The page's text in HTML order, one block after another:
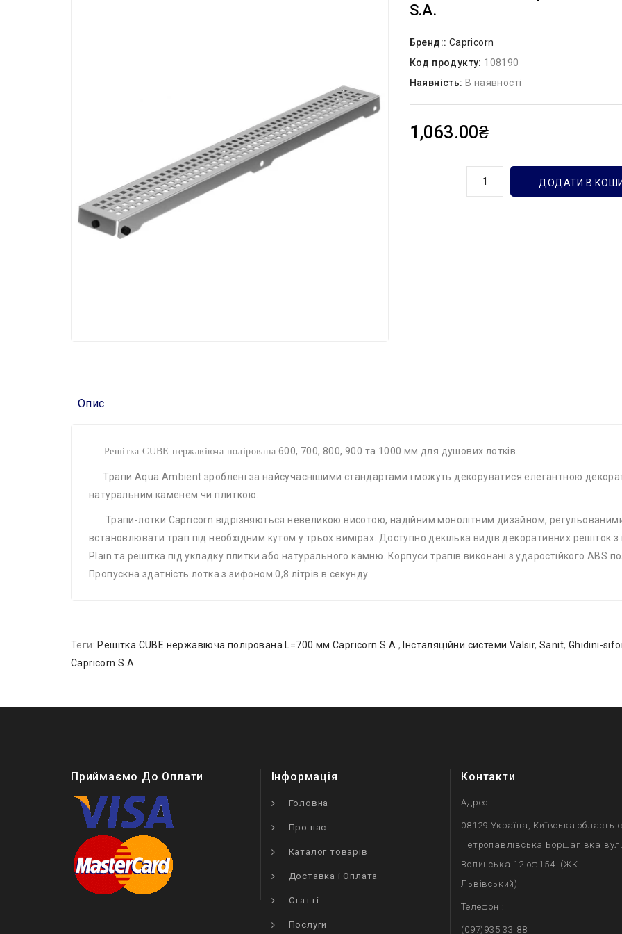
S.A.
Бренд:: Capricorn
Код продукту: 108190
Наявність: В наявності
1,063.00₴
ДОДАТИ В
Опис
Решітка CUBE нержавіюча полірована 600, 700, 800, 900 та 1000 мм для душових лотків.
Трапи Aqua Ambient зроблені за найсучаснішими стандартами і можуть декоруватися елегантною
натуральним каменем чи плиткою.
Трапи-лотки Capricorn відрізняються невеликою висотою, надійним монолітним дизайном,
встановлювати трап під необхідним кутом у трьох вимірах. Доступно декілька видів декоративних решіток
Plain та решітка під укладку плитки або натурального камню. Корпуси трапів виконані з ударостійкого ABS
Пропускна здатність лотка з зифоном 0,8 літрів в секунду.
Теги: Решітка CUBE нержавіюча полірована L=700 мм Capricorn S.A. , Інсталяційни системи Valsir,Sanit, Ghidini-
Capricorn S.A.
Приймаємо До Оплати Інформація
Головна
Про нас
Каталог товарів
Доставка і Оплата
Статті
Послуги
Контакти
Адрес :
08129 Україна, Київська область
Петропавлівська Борщагівка
Волинська 12 оф154. (ЖК
Львівський)
Телефон :
(097)935 33 88